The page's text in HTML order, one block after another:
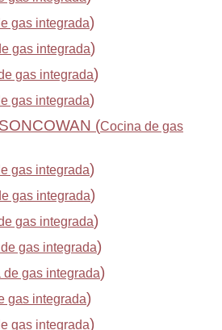
gas integrada)
gas integrada)
gas integrada)
gas integrada)
(Cocina de gas
gas integrada)
gas integrada)
gas integrada)
gas integrada)
de gas integrada)
gas integrada)
gas integrada)